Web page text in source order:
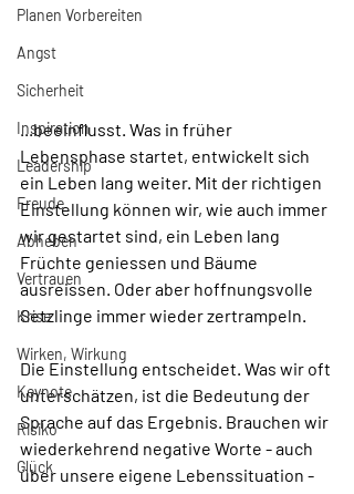
Planen Vorbereiten
Angst
Sicherheit
Inspiration
Leadership
Freude
Abheben
Vertrauen
Krise
Wirken, Wirkung
Keynote
Risiko
Glück
...beeinflusst. Was in früher
Lebensphase startet, entwickelt sich
ein Leben lang weiter. Mit der richtigen
Einstellung können wir, wie auch immer
wir gestartet sind, ein Leben lang
Früchte geniessen und Bäume
ausreissen. Oder aber hoffnungsvolle
Setzlinge immer wieder zertrampeln.
Die Einstellung entscheidet. Was wir oft
unterschätzen, ist die Bedeutung der
Sprache auf das Ergebnis. Brauchen wir
wiederkehrend negative Worte - auch
über unsere eigene Lebenssituation -